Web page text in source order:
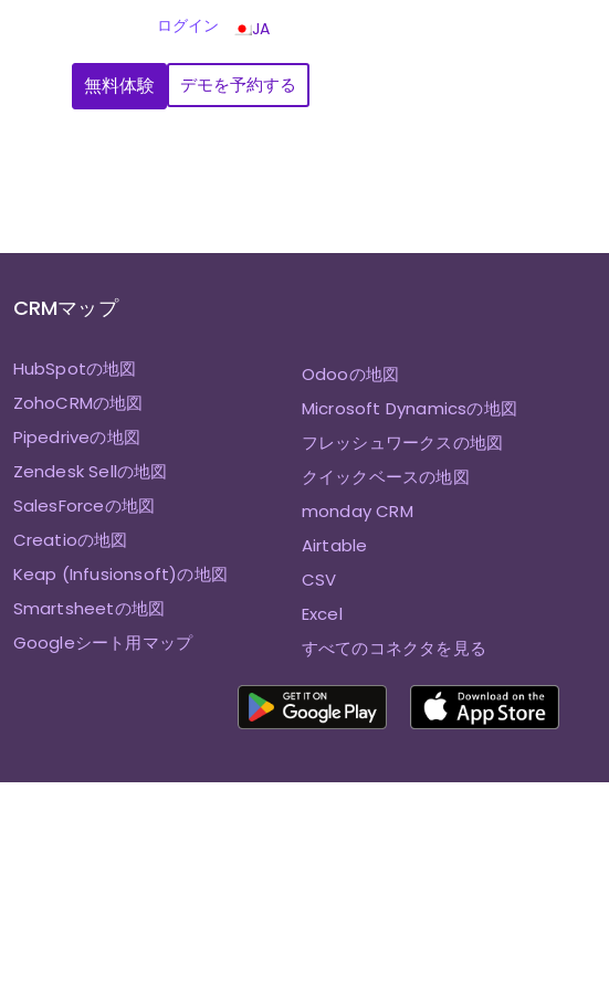
ログイン JA
無料体験 デモを予約する
CRMマップ
HubSpotの地図
ZohoCRMの地図
Pipedriveの地図
Zendesk Sellの地図
SalesForceの地図
Creatioの地図
Keap (Infusionsoft)の地図
Smartsheetの地図
Googleシート用マップ
Odooの地図
Microsoft Dynamicsの地図
フレッシュワークスの地図
クイックベースの地図
monday CRM
Airtable
CSV
Excel
すべてのコネクタを見る